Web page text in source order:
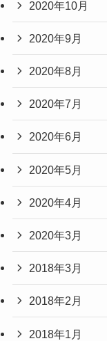
2020年10月
2020年9月
2020年8月
2020年7月
2020年6月
2020年5月
2020年4月
2020年3月
2018年3月
2018年2月
2018年1月